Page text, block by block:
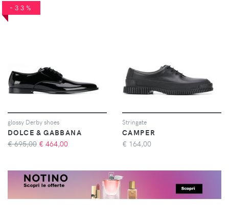
-33%
glossy Derby shoes
DOLCE & GABBANA
€ 695,00 € 464,00
Stringate
CAMPER
€ 164,00